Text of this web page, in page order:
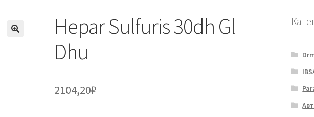
Hepar Sulfuris 30dh Gl
Dhu
2104,20₽